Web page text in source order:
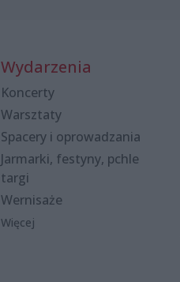
Wydarzenia
Koncerty
Warsztaty
Spacery i oprowadzania
Jarmarki, festyny, pchle
targi
Wernisaże
Więcej